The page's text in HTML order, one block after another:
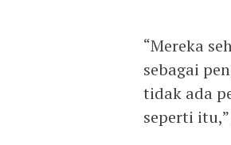
“Mereka
sebagai
tidak ada
seperti